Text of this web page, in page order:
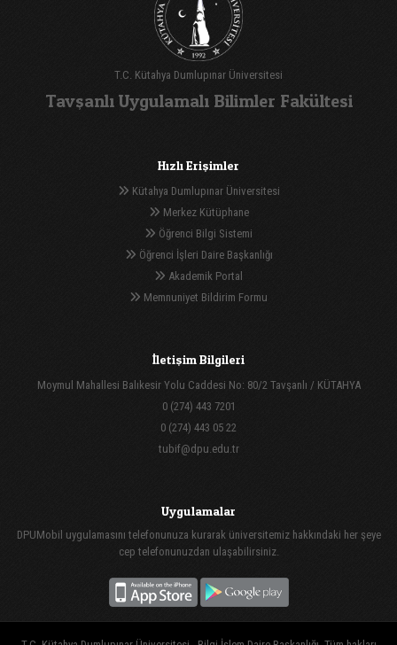
T.C. Kütahya Dumlupınar Üniversitesi
Tavşanlı Uygulamalı Bilimler Fakültesi
Hızlı Erişimler
Kütahya Dumlupınar Üniversitesi
Merkez Kütüphane
Öğrenci Bilgi Sistemi
Öğrenci İşleri Daire Başkanlığı
Akademik Portal
Memnuniyet Bildirim Formu
İletişim Bilgileri
Moymul Mahallesi Balıkesir Yolu Caddesi No: 80/2 Tavşanlı / KÜTAHYA
0 (274) 443 7201
0 (274) 443 05 22
tubif@dpu.edu.tr
Uygulamalar
DPUMobil uygulamasını telefonunuza kurarak üniversitemiz hakkındaki her şeye
cep telefonunuzdan ulaşabilirsiniz.